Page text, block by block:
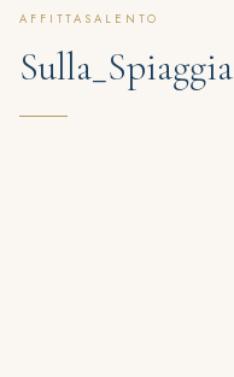
AFFITTASALENTO
Sulla_Spiaggia